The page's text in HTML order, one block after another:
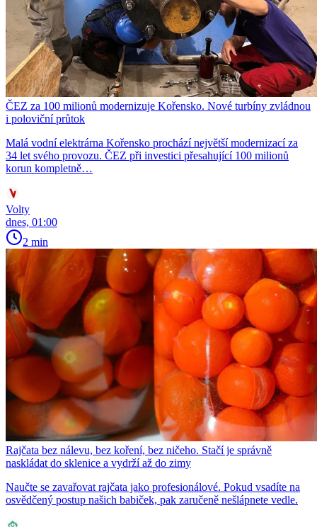
ČEZ za 100 milionů modernizuje Kořensko. Nové turbíny zvládnou
i poloviční průtok
Malá vodní elektrárna Kořensko prochází největší modernizací za
34 let svého provozu. ČEZ při investici přesahující 100 milionů
korun kompletně…
Volty
dnes, 01:00
2 min
Rajčata bez nálevu, bez koření, bez ničeho. Stačí je správně
naskládat do sklenice a vydrží až do zimy
Naučte se zavařovat rajčata jako profesionálové. Pokud vsadíte na
osvědčený postup našich babiček, pak zaručeně nešlápnete vedle.